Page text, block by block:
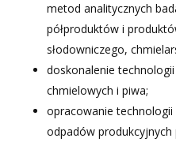
metod analitycznych
półproduktów i
słodowniczego,
doskonalenie
chmielowych i piwa;
opracowanie
odpadów produkcyjnych